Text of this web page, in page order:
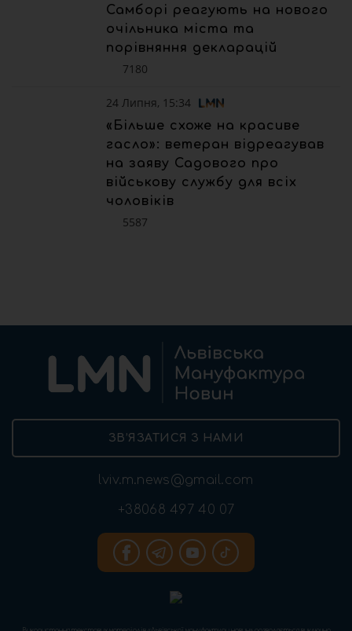
Самборі реагують на нового
очільника міста та
порівняння декларацій
7180
24 Липня, 15:34
«Більше схоже на красиве
гасло»: ветеран відреагував
на заяву Садового про
військову службу для всіх
чоловіків
5587
ЗВ’ЯЗАТИСЯ З НАМИ
lviv.m.news@gmail.com
+38068 497 40 07